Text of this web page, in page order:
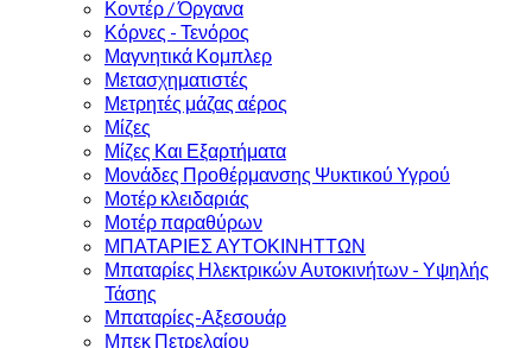
Κοντέρ / Όργανα
Κόρνες - Τενόρος
Μαγνητικά Κομπλερ
Μετασχηματιστές
Μετρητές μάζας αέρος
Μίζες
Μίζες Και Εξαρτήματα
Μονάδες Προθέρμανσης Ψυκτικού Υγρού
Μοτέρ κλειδαριάς
Μοτέρ παραθύρων
ΜΠΑΤΑΡΙΕΣ ΑΥΤΟΚΙΝΗΤΤΩΝ
Μπαταρίες Ηλεκτρικών Αυτοκινήτων - Υψηλής
Τάσης
Μπαταρίες-Αξεσουάρ
Μπεκ Πετρελαίου